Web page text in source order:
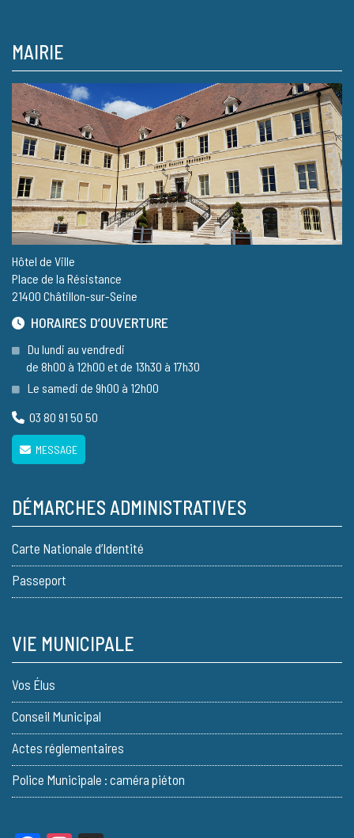
MAIRIE
Hôtel de Ville
Place de la Résistance
21400 Châtillon-sur-Seine
HORAIRES D’OUVERTURE
Du lundi au vendredi
de 8h00 à 12h00 et de 13h30 à 17h30
Le samedi de 9h00 à 12h00
03 80 91 50 50
MESSAGE
DÉMARCHES ADMINISTRATIVES
Carte Nationale d’Identité
Passeport
VIE MUNICIPALE
Vos Élus
Conseil Municipal
Actes réglementaires
Police Municipale : caméra piéton